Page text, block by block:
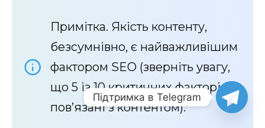
Примітка. Якість контенту,
безсумнівно, є найважливішим
фактором SEO (зверніть увагу,
що 5 із 10 критичних факторів
пов’язані з контентом).
Підтримка в Telegram